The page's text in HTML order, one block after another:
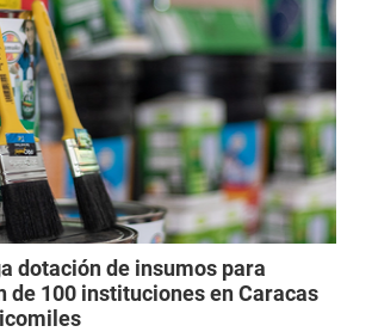
dotación de insumos para
de 100 instituciones en Caracas